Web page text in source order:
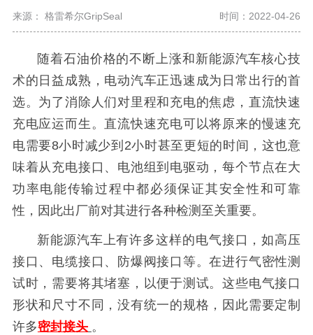
来源： 格雷希尔GripSeal 时间：2022-04-26
随着石油价格的不断上涨和新能源汽车核心技
术的日益成熟，电动汽车正迅速成为日常出行的首
选。为了消除人们对里程和充电的焦虑，直流快速
充电应运而生。直流快速充电可以将原来的慢速充
电需要8小时减少到2小时甚至更短的时间，这也意
味着从充电接口、电池组到电驱动，每个节点在大
功率电能传输过程中都必须保证其安全性和可靠
性，因此出厂前对其进行各种检测至关重要。
新能源汽车上有许多这样的电气接口，如高压
接口、电缆接口、防爆阀接口等。在进行气密性测
试时，需要将其堵塞，以便于测试。这些电气接口
形状和尺寸不同，没有统一的规格，因此需要定制
许多密封接头 。